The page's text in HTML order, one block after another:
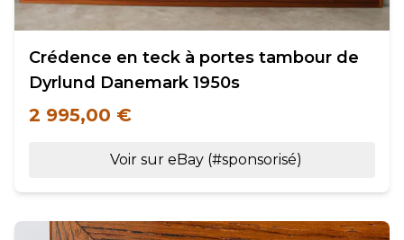
Crédence en teck à portes tambour de
Dyrlund Danemark 1950s
2 995,00 €
Voir sur eBay (#sponsorisé)